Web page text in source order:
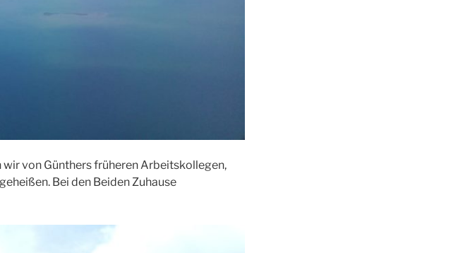
wir von Günthers früheren Arbeitskollegen,
Bei den Beiden Zuhause